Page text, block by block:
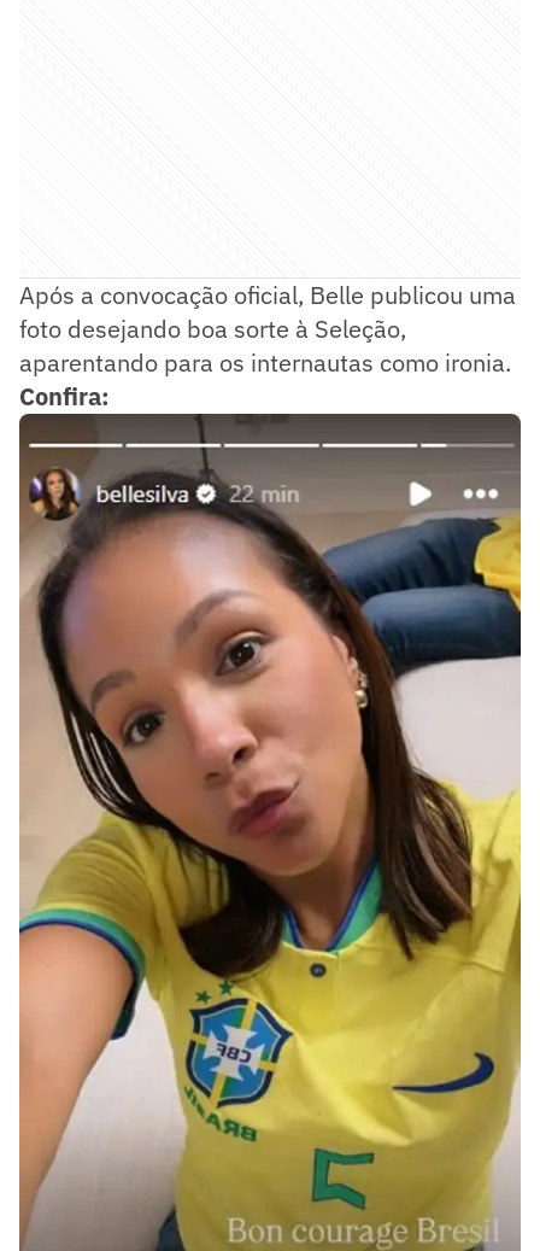
Após a convocação oficial, Belle publicou uma
foto desejando boa sorte à Seleção,
aparentando para os internautas como ironia.
Confira: